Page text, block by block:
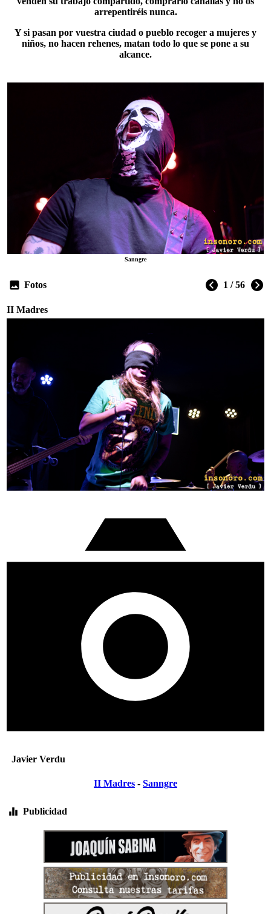
arrepentiréis nunca.
Y si pasan por vuestra ciudad o pueblo recoger a mujeres y
niños, no hacen rehenes, matan todo lo que se pone a su
alcance.
Sanngre
Fotos 1 / 56
II Madres
Javier Verdu
II Madres - Sanngre
Publicidad